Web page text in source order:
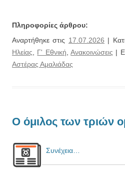
Πληροφορίες άρθρου:
Αναρτήθηκε στις 17.07.2026 |
Ηλείας
Γ' Εθνική ,Ανακοινώσεις |
Αστέρας Αμαλιάδας
Ο όμιλος των τριών
Συνέχεια…